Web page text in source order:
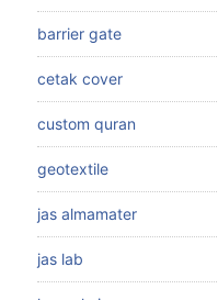
barrier gate
cetak cover
custom quran
geotextile
jas almamater
jas lab